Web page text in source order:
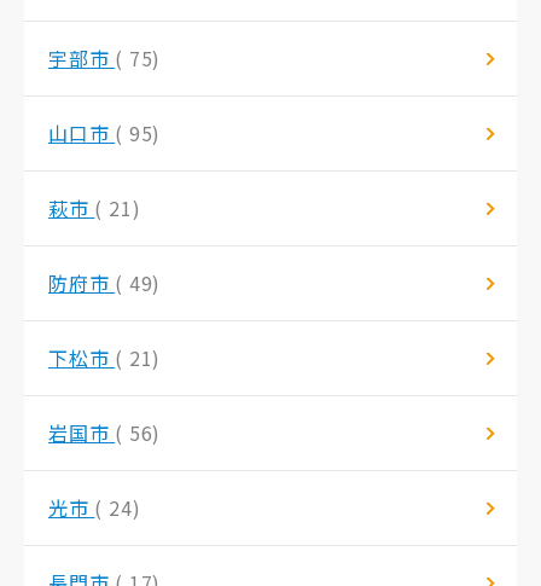
宇部市 ( 75)
山口市 ( 95)
萩市 ( 21)
防府市 ( 49)
下松市 ( 21)
岩国市 ( 56)
光市 ( 24)